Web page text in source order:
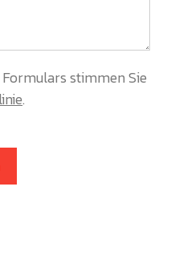
stimmen Sie
.